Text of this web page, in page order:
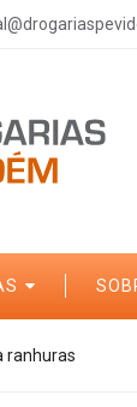
ranhuras